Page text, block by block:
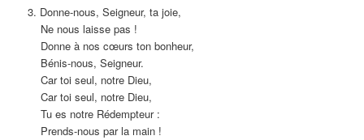
3. Donne-nous, Seigneur, ta joie,
Ne nous laisse pas !
Donne à nos cœurs ton bonheur,
Bénis-nous, Seigneur.
Car toi seul, notre Dieu,
Car toi seul, notre Dieu,
Tu es notre Rédempteur :
Prends-nous par la main !